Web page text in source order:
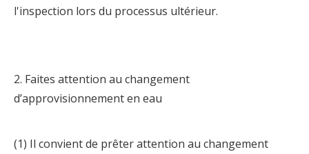
l'inspection lors du processus ultérieur.
2. Faites attention au changement
d’approvisionnement en eau
(1) Il convient de prêter attention au changement